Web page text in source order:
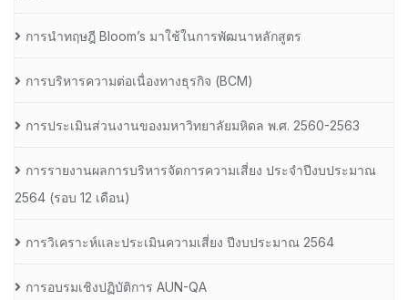
การนำทฤษฎี Bloom’s มาใช้ในการพัฒนาหลักสูตร
การบริหารความต่อเนื่องทางธุรกิจ (BCM)
การประเมินส่วนงานของมหาวิทยาลัยมหิดล พ.ศ. 2560-2563
การรายงานผลการบริหารจัดการความเสี่ยง ประจำปีงบประมาณ
2564 (รอบ 12 เดือน)
การวิเคราะห์และประเมินความเสี่ยง ปีงบประมาณ 2564
การอบรมเชิงปฏิบัติการ AUN-QA